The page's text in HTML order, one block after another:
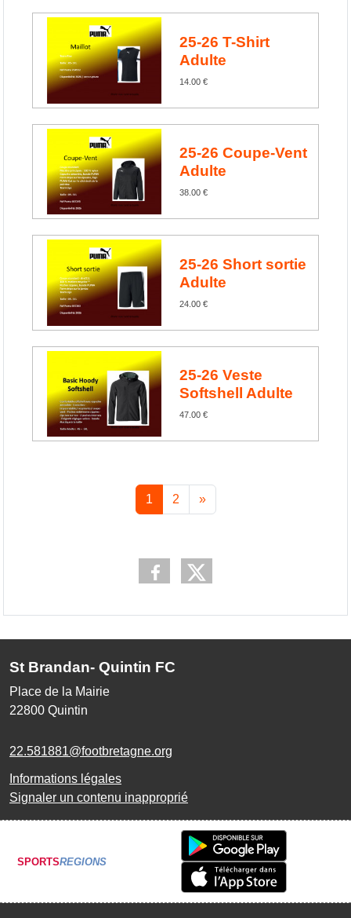
25-26 T-Shirt
Adulte
14.00 €
25-26 Coupe-Vent
Adulte
38.00 €
25-26 Short sortie
Adulte
24.00 €
25-26 Veste
Softshell Adulte
47.00 €
1 2 »
St Brandan- Quintin FC
Place de la Mairie
22800 Quintin
22.581881@footbretagne.org
Informations légales
Signaler un contenu inapproprié
SPORTSREGIONS